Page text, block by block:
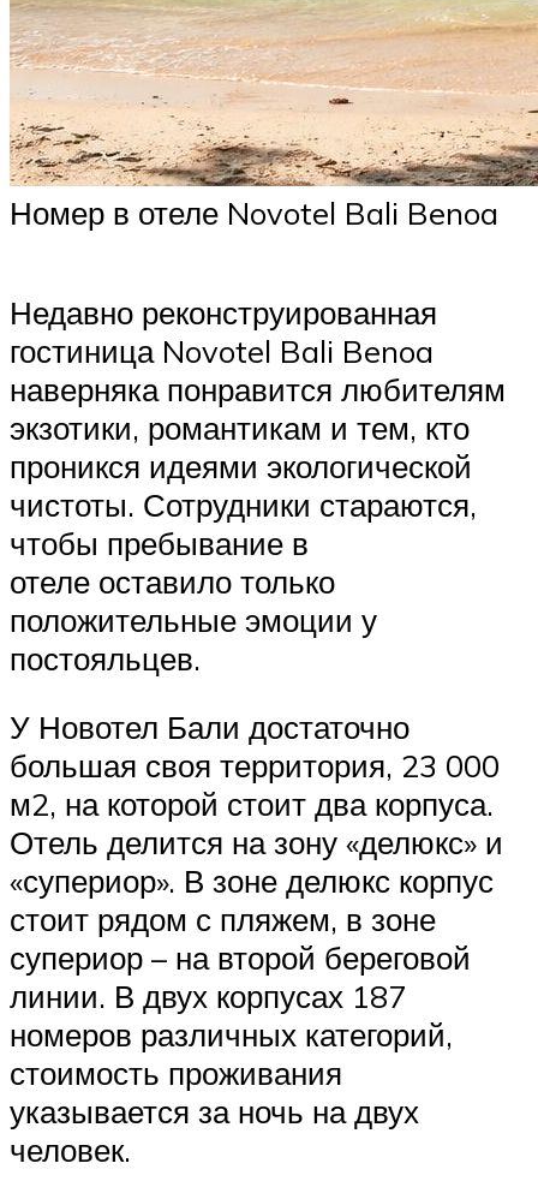
Номер в отеле Novotel Bali Benoa
Недавно реконструированная
гостиница Novotel Bali Benoa
наверняка понравится любителям
экзотики, романтикам и тем, кто
проникся идеями экологической
чистоты. Сотрудники стараются,
чтобы пребывание в
отеле оставило только
положительные эмоции у
постояльцев.
У Новотел Бали достаточно
большая своя территория, 23 000
м2, на которой стоит два корпуса.
Отель делится на зону «делюкс» и
«супериор». В зоне делюкс корпус
стоит рядом с пляжем, в зоне
супериор – на второй береговой
линии. В двух корпусах 187
номеров различных категорий,
стоимость проживания
указывается за ночь на двух
человек.